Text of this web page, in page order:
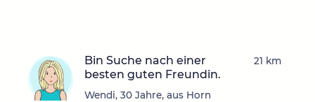
Bin Suche nach einer
besten guten Freundin.
Wendi, 30 Jahre, aus Horn
21 km